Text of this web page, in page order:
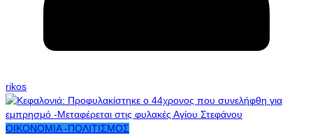
rikos
ΟΙΚΟΝΟΜΙΑ -ΠΟΛΙΤΙΣΜΟΣ